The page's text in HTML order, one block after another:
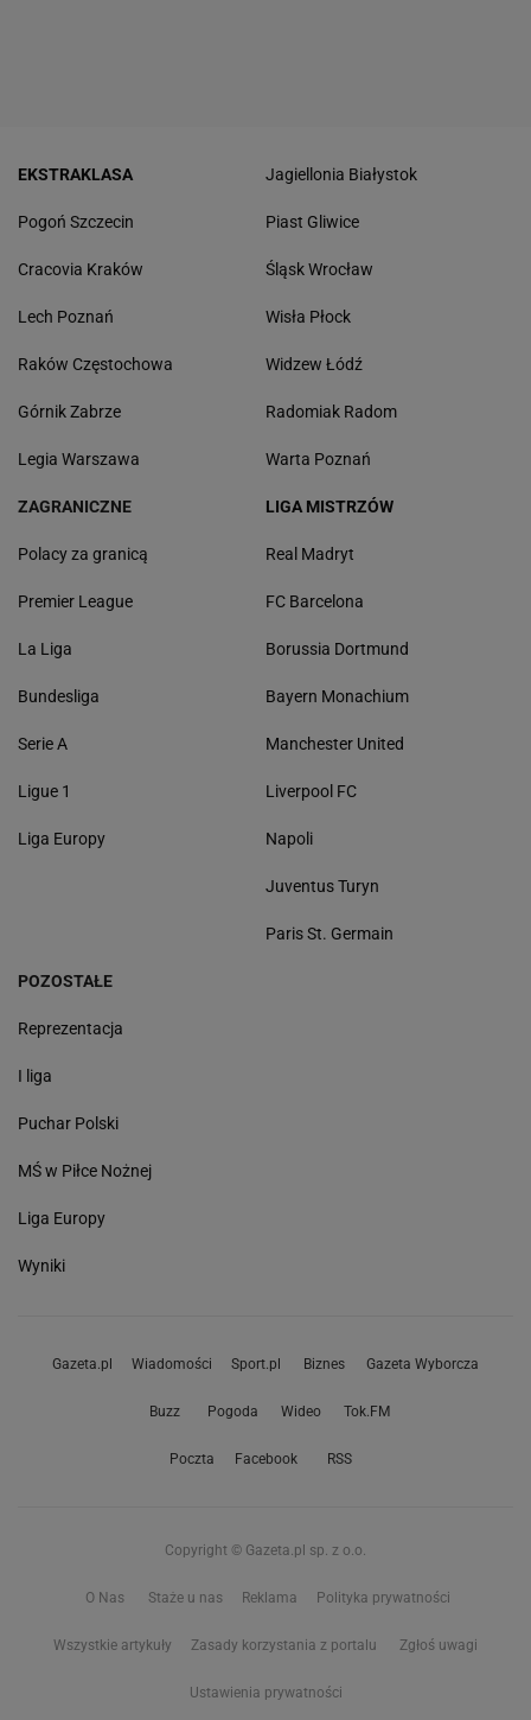
EKSTRAKLASA
Pogoń Szczecin
Cracovia Kraków
Lech Poznań
Raków Częstochowa
Górnik Zabrze
Legia Warszawa
Jagiellonia Białystok
Piast Gliwice
Śląsk Wrocław
Wisła Płock
Widzew Łódź
Radomiak Radom
Warta Poznań
ZAGRANICZNE
Polacy za granicą
Premier League
La Liga
Bundesliga
Serie A
Ligue 1
Liga Europy
LIGA MISTRZÓW
Real Madryt
FC Barcelona
Borussia Dortmund
Bayern Monachium
Manchester United
Liverpool FC
Napoli
Juventus Turyn
Paris St. Germain
POZOSTAŁE
Reprezentacja
I liga
Puchar Polski
MŚ w Piłce Nożnej
Liga Europy
Wyniki
Gazeta.pl Wiadomości Sport.pl Biznes Gazeta Wyborcza
Buzz Pogoda Wideo Tok.FM
Poczta Facebook RSS
Copyright © Gazeta.pl sp. z o.o.
O Nas Staże u nas Reklama Polityka prywatności
Wszystkie artykuły Zasady korzystania z portalu Zgłoś uwagi
Ustawienia prywatności